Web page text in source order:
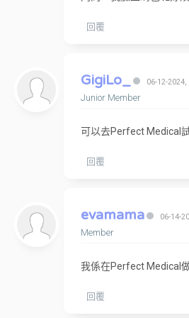
回覆
GigiLo_ 06-12-
Junior Member
可以去Perfect Medical
回覆
evamama 06-14-
Member
我係在Perfect Medical
回覆